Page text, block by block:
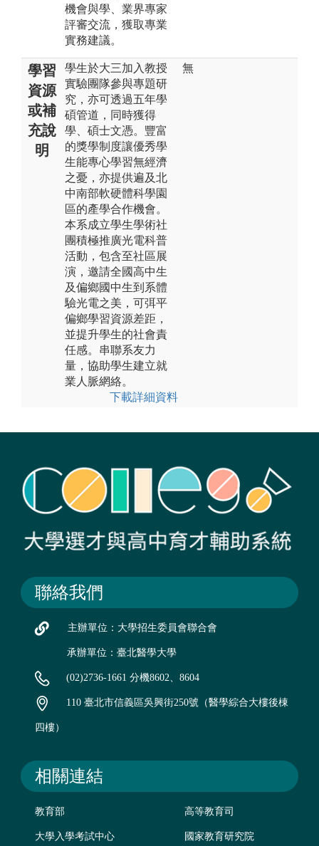
機會與學、業界專家
評審交流，獲取專業
實務建議。
學習
資源
或補
充說
明
學生於大三加入教授
實驗團隊參與專題研
究，亦可透過五年學
碩管道，同時獲得
學、碩士文憑。豐富
的獎學制度讓優秀學
生能專心學習無經濟
之憂，亦提供遍及北
中南部軟硬體科學園
區的產學合作機會。
本系成立學生學術社
團積極推廣光電科普
活動，包含至社區展
演，邀請全國高中生
及偏鄉國中生到系體
驗光電之美，可弭平
偏鄉學習資源差距，
並提升學生的社會責
任感。串聯系友力
量，協助學生建立就
業人脈網絡。
下載詳細資料
無
聯絡我們
主辦單位：大學招生委員會聯合會
承辦單位：臺北醫學大學
(02)2736-1661 分機8602、8604
110 臺北市信義區吳興街250號（醫學綜合大樓後棟
四樓）
相關連結
教育部 高等教育司
大學入學考試中心 國家教育研究院